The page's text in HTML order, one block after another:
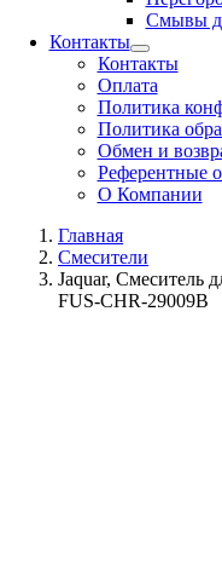
Смывы
Контакты
Контакты
Оплата
Политика
Политика
Обмен и
Референтные
О Компании
Главная
Смесители
Jaquar, Смеситель
FUS-CHR-29009B